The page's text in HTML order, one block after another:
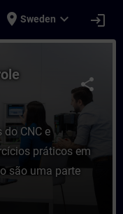
place Sweden expand_more login
de Controle
share
CNC e
práticos em
são uma parte